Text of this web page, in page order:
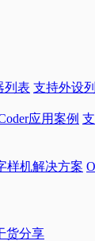
列表 支持外设
应用案例
样机解决方案
货分享